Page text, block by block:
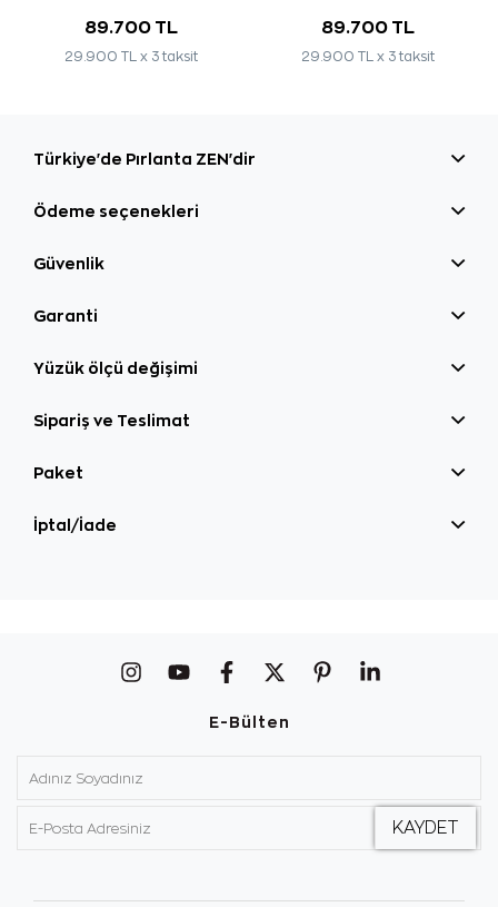
89.700 TL
29.900 TL x 3 taksit
89.700 TL
29.900 TL x 3 taksit
Türkiye'de Pırlanta ZEN'dir
Ödeme seçenekleri
Güvenlik
Garanti
Yüzük ölçü değişimi
Sipariş ve Teslimat
Paket
İptal/İade
E-Bülten